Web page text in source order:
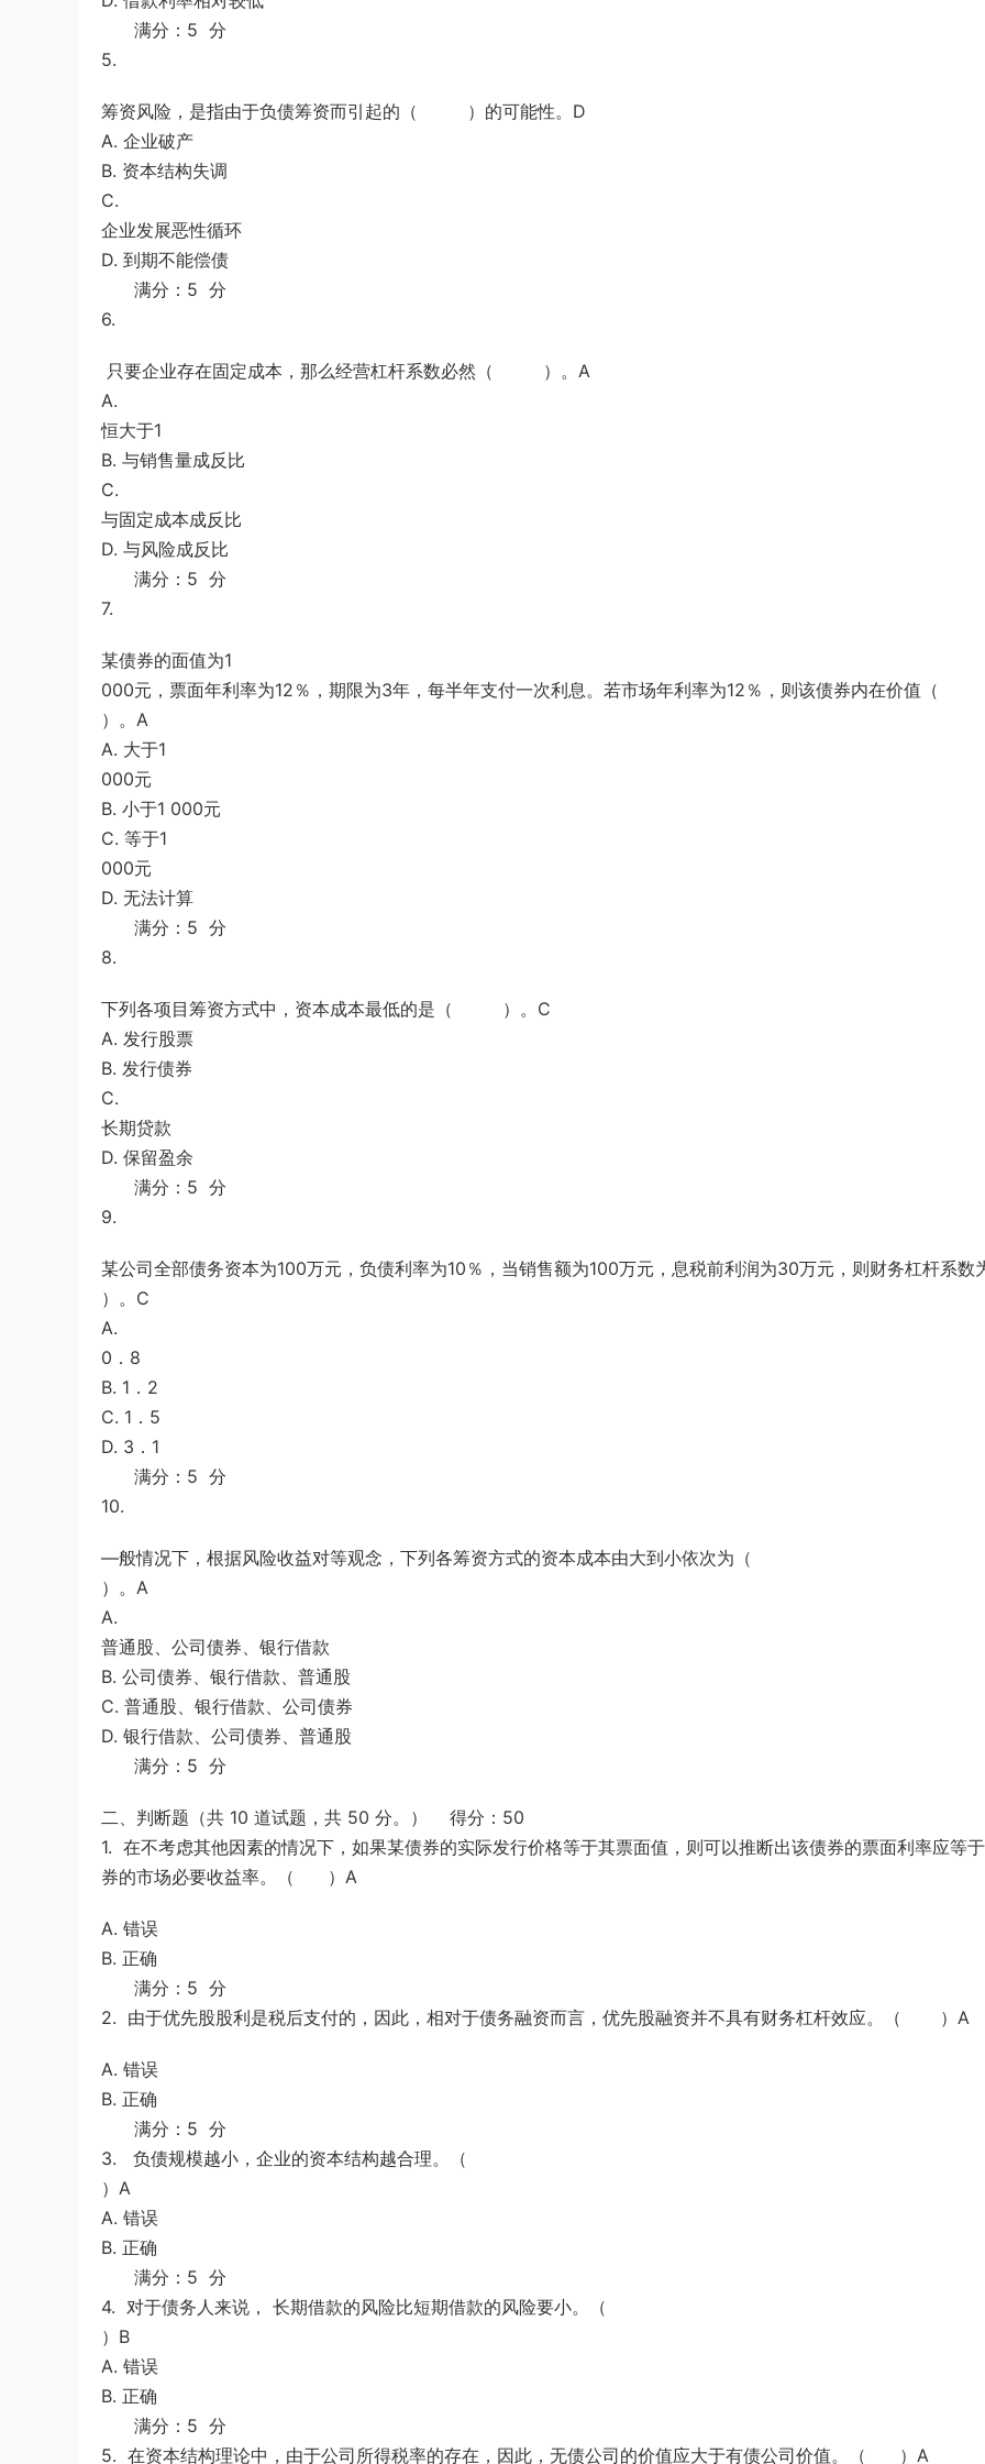
满分：5 分
5.
筹资风险，是指由于负债筹资而引起的（ ）的可能性。D
A. 企业破产
B. 资本结构失调
C.
企业发展恶性循环
D. 到期不能偿债
满分：5 分
6.
只要企业存在固定成本，那么经营杠杆系数必然（ ）。A
A.
恒大于1
B. 与销售量成反比
C.
与固定成本成反比
D. 与风险成反比
满分：5 分
7.
某债券的面值为1
000元，票面年利率为12％，期限为3年，每半年支付一次利息。若市场年利率为12％，则该债券内在价值（
）。A
A. 大于1
000元
B. 小于1 000元
C. 等于1
000元
D. 无法计算
满分：5 分
8.
下列各项目筹资方式中，资本成本最低的是（ ）。C
A. 发行股票
B. 发行债券
C.
长期贷款
D. 保留盈余
满分：5 分
9.
某公司全部债务资本为100万元，负债利率为10％，当销售额为100万元，息税前利润为30万元，则财务杠杆系数
）。C
A.
0．8
B. 1．2
C. 1．5
D. 3．1
满分：5 分
10.
—般情况下，根据风险收益对等观念，下列各筹资方式的资本成本由大到小依次为（
）。A
A.
普通股、公司债券、银行借款
B. 公司债券、银行借款、普通股
C. 普通股、银行借款、公司债券
D. 银行借款、公司债券、普通股
满分：5 分
二、判断题（共 10 道试题，共 50 分。） 得分：50
1. 在不考虑其他因素的情况下，如果某债券的实际发行价格等于其票面值，则可以推断出该债券的票面利率应等
券的市场必要收益率。（ ）A
A. 错误
B. 正确
满分：5 分
2. 由于优先股股利是税后支付的，因此，相对于债务融资而言，优先股融资并不具有财务杠杆效应。（ ）A
A. 错误
B. 正确
满分：5 分
3. 负债规模越小，企业的资本结构越合理。（
）A
A. 错误
B. 正确
满分：5 分
4. 对于债务人来说， 长期借款的风险比短期借款的风险要小。（
）B
A. 错误
B. 正确
满分：5 分
5. 在资本结构理论中，由于公司所得税率的存在，因此，无债公司的价值应大于有债公司价值。（ ）A